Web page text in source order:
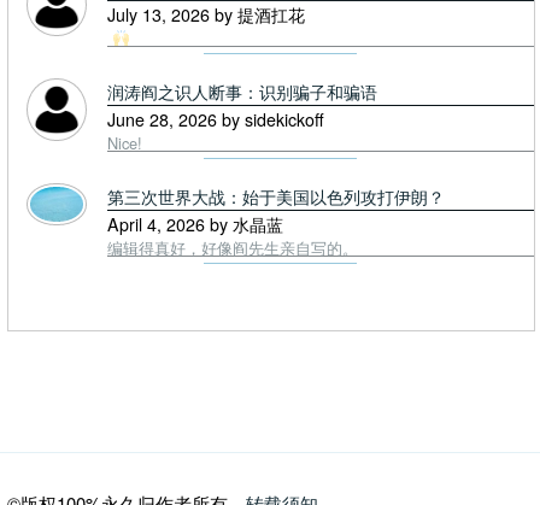
July 13, 2026 by 提酒扛花
润涛阎之识人断事：识别骗子和骗语
June 28, 2026 by sidekickoff
Nice!
第三次世界大战：始于美国以色列攻打伊朗？
April 4, 2026 by 水晶蓝
编辑得真好，好像阎先生亲自写的。